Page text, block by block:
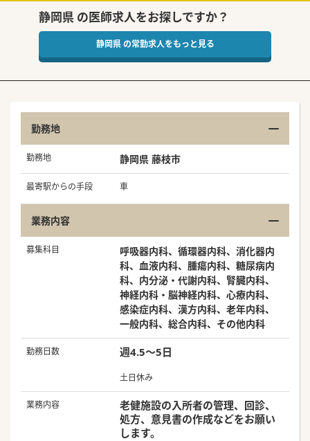
静岡県 の医師求人をお探しですか？
静岡県 の常勤求人をもっと見る
勤務地
勤務地 静岡県 藤枝市
最寄駅からの手段 車
業務内容
募集科目
呼吸器内科、循環器内科、消化器内
科、血液内科、腫瘍内科、糖尿病内
科、内分泌・代謝内科、腎臓内科、
神経内科・脳神経内科、心療内科、
感染症内科、漢方内科、老年内科、
一般内科、総合内科、その他内科
勤務日数 週4.5～5日
土日休み
業務内容
老健施設の入所者の管理、回診、
処方、意見書の作成などをお願い
します。